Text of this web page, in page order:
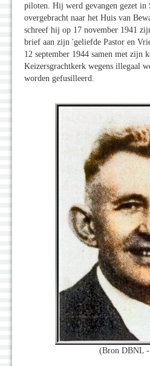
piloten. Hij werd gevangen gezet in
overgebracht naar het Huis van
schreef hij op 17 november 1941
brief aan zijn 'geliefde Pastor en
12 september 1944 samen met zijn
Keizersgrachtkerk wegens illegaal
worden gefusilleerd.
(Bron DBNL -